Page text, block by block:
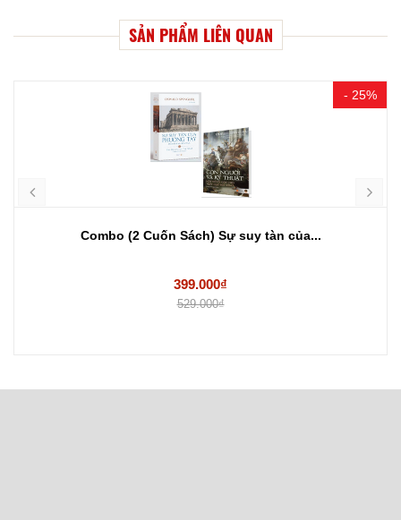
SẢN PHẨM LIÊN QUAN
- 25%
Combo (2 Cuốn Sách) Sự suy tàn của...
399.000₫
529.000₫